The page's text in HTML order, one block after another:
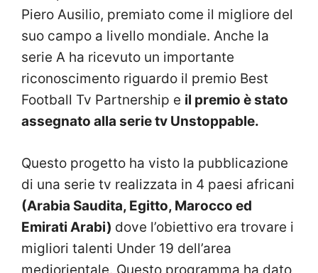
Piero Ausilio, premiato come il migliore del
suo campo a livello mondiale. Anche la
serie A ha ricevuto un importante
riconoscimento riguardo il premio Best
Football Tv Partnership e il premio è stato
assegnato alla serie tv Unstoppable.
Questo progetto ha visto la pubblicazione
di una serie tv realizzata in 4 paesi africani
(Arabia Saudita, Egitto, Marocco ed
Emirati Arabi) dove l’obiettivo era trovare i
migliori talenti Under 19 dell’area